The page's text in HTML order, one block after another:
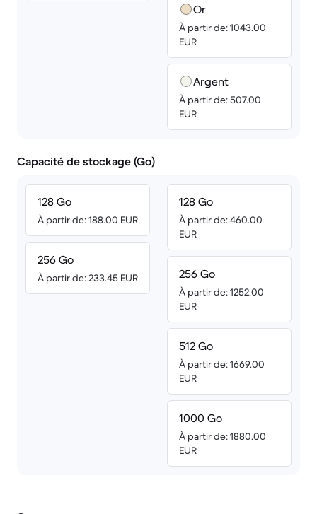
Or
À partir de: 1043.00
EUR
Argent
À partir de: 507.00
EUR
Capacité de stockage (Go)
128 Go
À partir de: 188.00 EUR
256 Go
À partir de: 233.45 EUR
128 Go
À partir de: 460.00
EUR
256 Go
À partir de: 1252.00
EUR
512 Go
À partir de: 1669.00
EUR
1000 Go
À partir de: 1880.00
EUR